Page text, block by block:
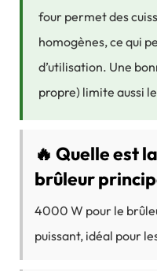
four permet des
homogènes, ce qui
d’utilisation. Une
propre) limite aussi
🔥 Quelle est
brûleur
4000 W pour le
puissant, idéal pour